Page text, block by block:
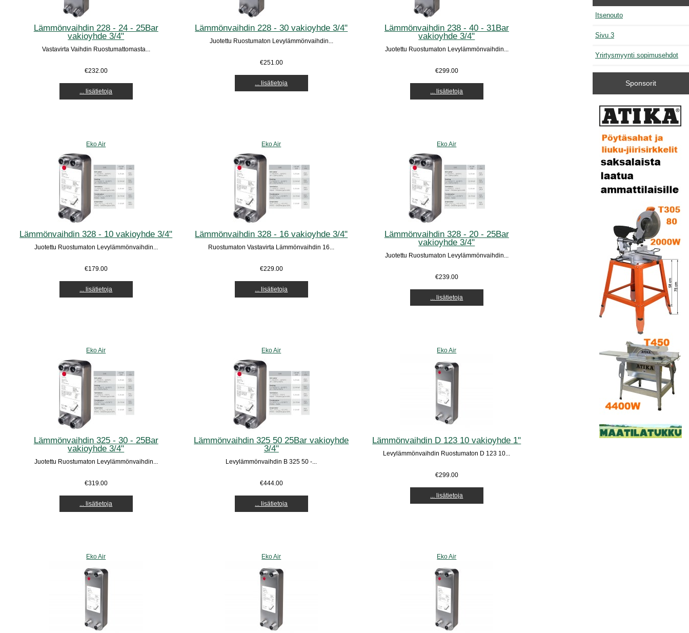
Lämmönvaihdin 228 - 24 - 25Bar
vakioyhde 3/4"
Vastavirta Vaihdin Ruostumattomasta...
€232.00
... lisätietoja
Lämmönvaihdin 228 - 30 vakioyhde 3/4"
Juotettu Ruostumaton Levylämmönvaihdin...
€251.00
... lisätietoja
Lämmönvaihdin 238 - 40 - 31Bar
vakioyhde 3/4"
Juotettu Ruostumaton Levylämmönvaihdin...
€299.00
... lisätietoja
Eko Air
Lämmönvaihdin 328 - 10 vakioyhde 3/4"
Juotettu Ruostumaton Levylämmönvaihdin...
€179.00
... lisätietoja
Eko Air
Lämmönvaihdin 328 - 16 vakioyhde 3/4"
Ruostumaton Vastavirta Lämmönvaihdin 16...
€229.00
... lisätietoja
Eko Air
Lämmönvaihdin 328 - 20 - 25Bar
vakioyhde 3/4"
Juotettu Ruostumaton Levylämmönvaihdin...
€239.00
... lisätietoja
Eko Air
Lämmönvaihdin 325 - 30 - 25Bar
vakioyhde 3/4"
Juotettu Ruostumaton Levylämmönvaihdin...
€319.00
... lisätietoja
Eko Air
Lämmönvaihdin 325 50 25Bar vakioyhde
3/4"
Levylämmönvaihdin B 325 50 -...
€444.00
... lisätietoja
Eko Air
Lämmönvaihdin D 123 10 vakioyhde 1"
Levylämmönvaihdin Ruostumaton D 123 10...
€299.00
... lisätietoja
Eko Air Eko Air Eko Air
Itsenouto
Sivu 3
Yrirtysmyynti sopimusehdot
Sponsorit